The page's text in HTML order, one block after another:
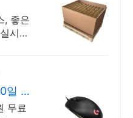
, 좋은
시간
일 무
무료